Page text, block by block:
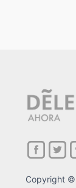
Copyright